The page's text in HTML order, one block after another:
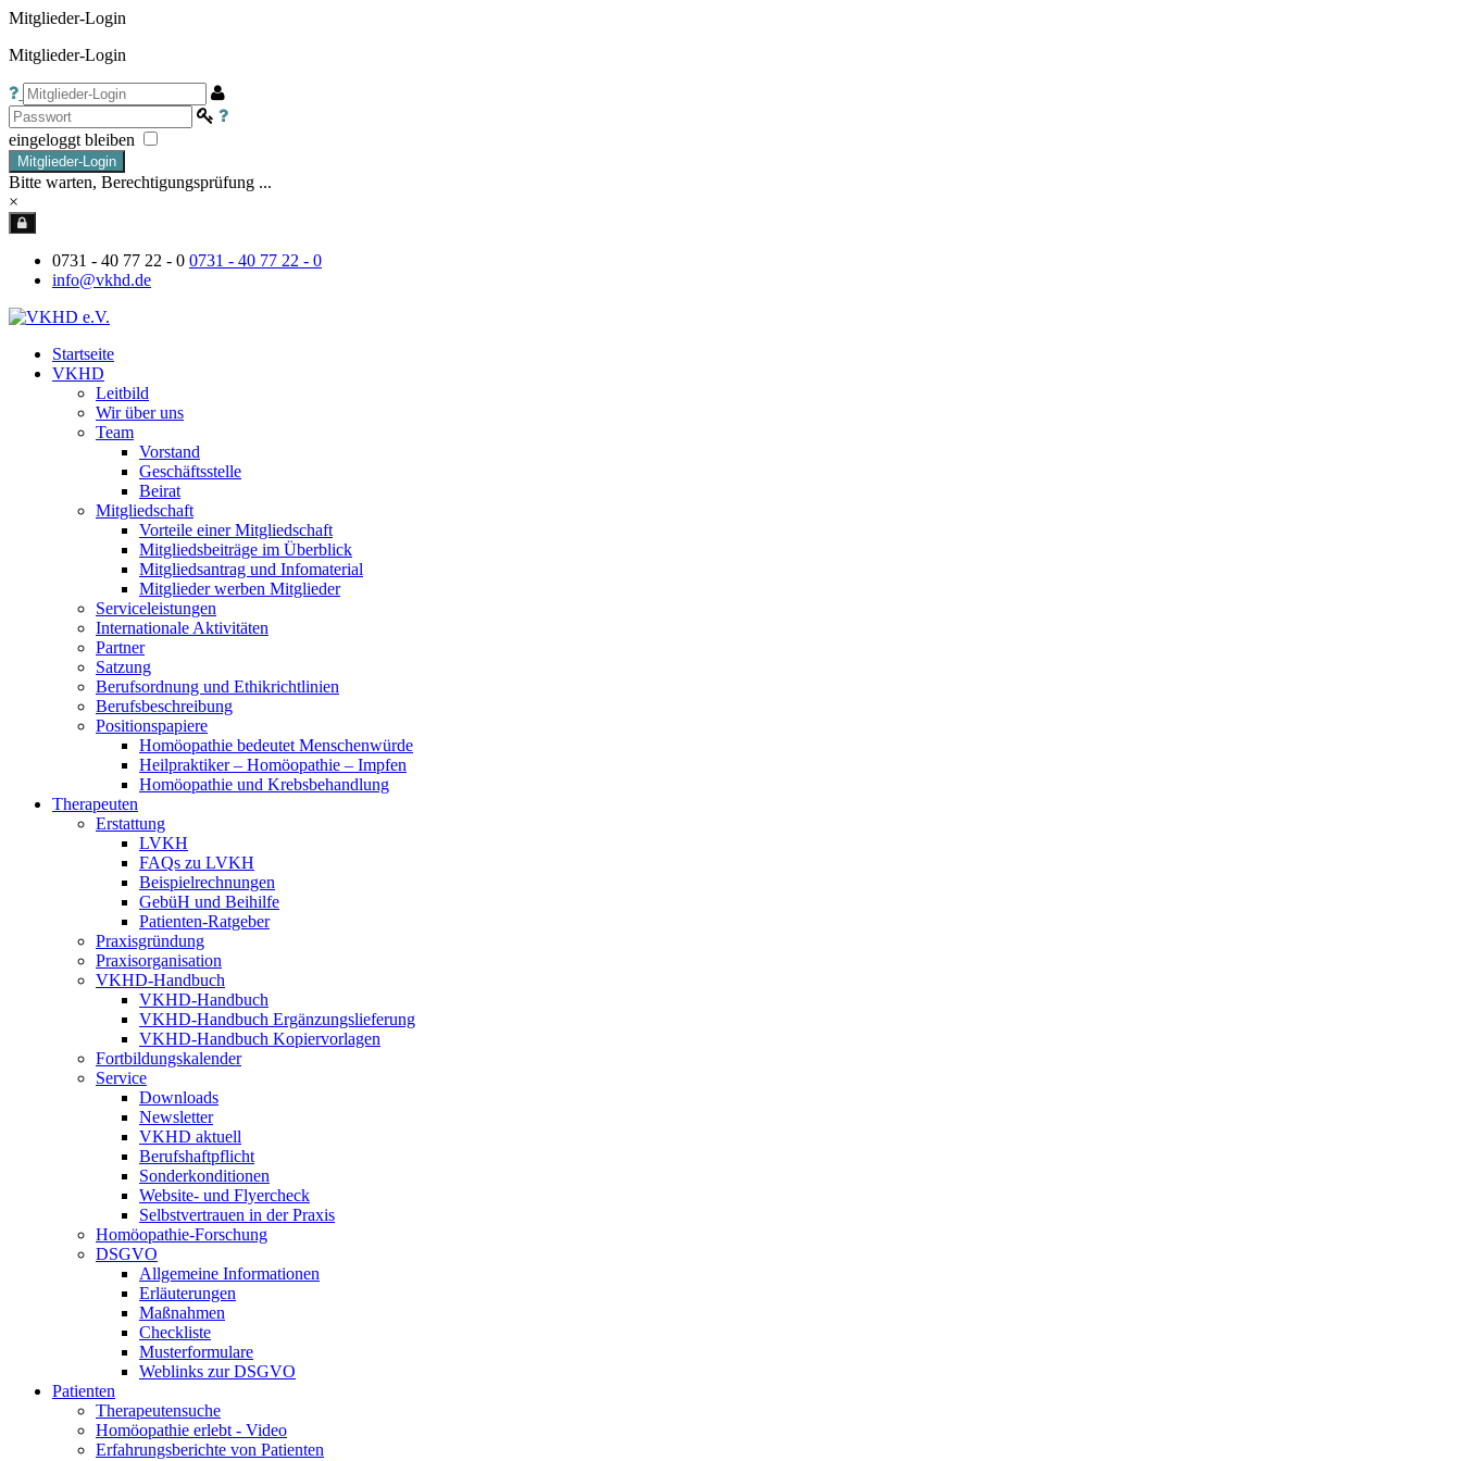
Mitglieder-Login
Mitglieder-Login
eingeloggt bleiben
Mitglieder-Login
Bitte warten, Berechtigungsprüfung ...
×
0731 - 40 77 22 - 0 0731 - 40 77 22 - 0
info@vkhd.de
Startseite
VKHD
Leitbild
Wir über uns
Team
Vorstand
Geschäftsstelle
Beirat
Mitgliedschaft
Vorteile einer Mitgliedschaft
Mitgliedsbeiträge im Überblick
Mitgliedsantrag und Infomaterial
Mitglieder werben Mitglieder
Serviceleistungen
Internationale Aktivitäten
Partner
Satzung
Berufsordnung und Ethikrichtlinien
Berufsbeschreibung
Positionspapiere
Homöopathie bedeutet Menschenwürde
Heilpraktiker – Homöopathie – Impfen
Homöopathie und Krebsbehandlung
Therapeuten
Erstattung
LVKH
FAQs zu LVKH
Beispielrechnungen
GebüH und Beihilfe
Patienten-Ratgeber
Praxisgründung
Praxisorganisation
VKHD-Handbuch
VKHD-Handbuch
VKHD-Handbuch Ergänzungslieferung
VKHD-Handbuch Kopiervorlagen
Fortbildungskalender
Service
Downloads
Newsletter
VKHD aktuell
Berufshaftpflicht
Sonderkonditionen
Website- und Flyercheck
Selbstvertrauen in der Praxis
Homöopathie-Forschung
DSGVO
Allgemeine Informationen
Erläuterungen
Maßnahmen
Checkliste
Musterformulare
Weblinks zur DSGVO
Patienten
Therapeutensuche
Homöopathie erlebt - Video
Erfahrungsberichte von Patienten